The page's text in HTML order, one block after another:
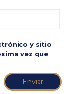
y sitio
vez que